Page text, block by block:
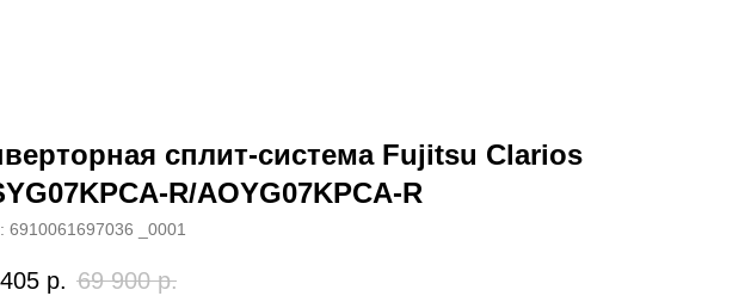
сплит-система Fujitsu Clarios
R/AOYG07KPCA-R
6910061697036 _0001
р. 69 900 р.